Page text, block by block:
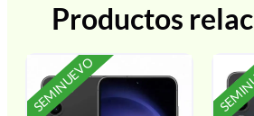
Productos
SEMINUEVO